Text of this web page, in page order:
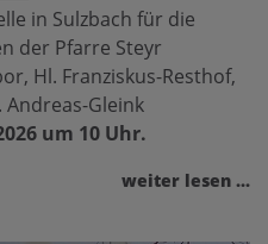
in Sulzbach für die
der Pfarre Steyr
Hl. Franziskus-Resthof,
Andreas-Gleink
um 10 Uhr.
weiter lesen ...